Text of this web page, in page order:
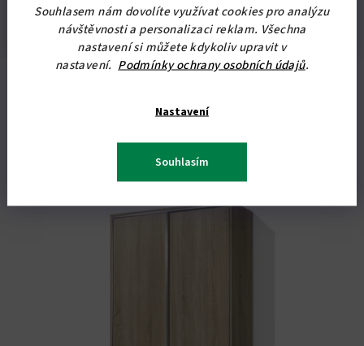
Souhlasem nám dovolíte využívat cookies pro analýzu
návštěvnosti a personalizaci reklam. Všechna
nastavení si můžete kdykoliv upravit v
nastavení. Podmínky ochrany osobních údajů.
Nastavení
Souhlasím
výroba: ČR
Související produkty